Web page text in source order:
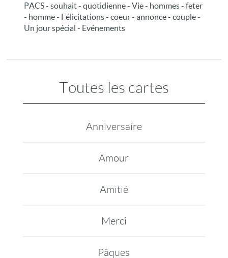
PACS - souhait - quotidienne - Vie - hommes - feter
- homme - Félicitations - coeur - annonce - couple -
Un jour spécial - Evénements
Toutes les cartes
Anniversaire
Amour
Amitié
Merci
Pâques